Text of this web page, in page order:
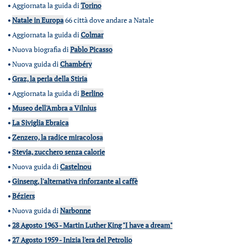
•Aggiornata la guida diTorino
•Natale in Europa66 città dove andare a Natale
•Aggiornata la guida diColmar
•Nuova biografia diPablo Picasso
•Nuova guida diChambéry
•Graz, la perla della Stiria
•Aggiornata la guida diBerlino
•Museo dell'Ambra a Vilnius
•La Siviglia Ebraica
•Zenzero, la radice miracolosa
•Stevia, zucchero senza calorie
•Nuova guida diCastelnou
•Ginseng, l'alternativa rinforzante al caffè
•Béziers
•Nuova guida diNarbonne
•28 Agosto 1963 - Martin Luther King "I have a dream"
•27 Agosto 1959 - Inizia l'era del Petrolio